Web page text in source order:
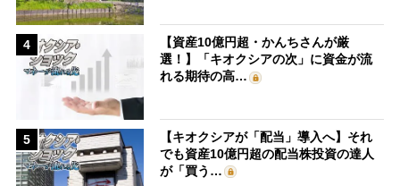
4
【資産10億円超・かんちさんが厳
選！】「キオクシアの次」に資金が流
れる期待の高…
5
【キオクシアが「配当」導入へ】それ
でも資産10億円超の配当株投資の達人
が「買う…